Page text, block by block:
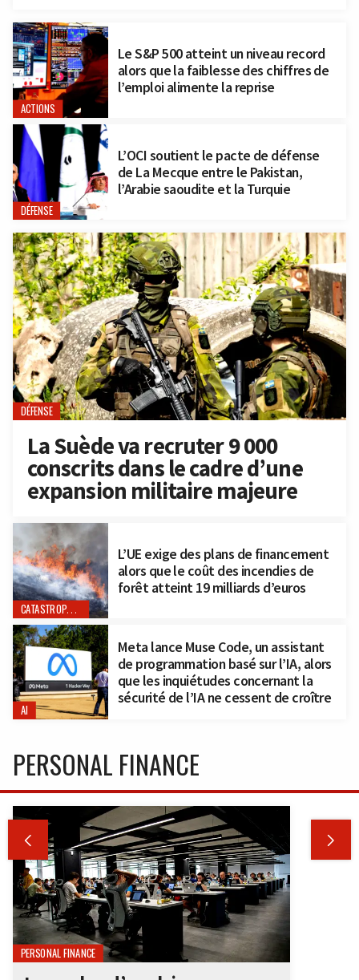
ACTIONS
Le S&P 500 atteint un niveau record
alors que la faiblesse des chiffres de
l’emploi alimente la reprise
DÉFENSE
L’OCI soutient le pacte de défense
de La Mecque entre le Pakistan,
l’Arabie saoudite et la Turquie
DÉFENSE
La Suède va recruter 9 000
conscrits dans le cadre d’une
expansion militaire majeure
CATASTROPHES NATURELLES
L’UE exige des plans de financement
alors que le coût des incendies de
forêt atteint 19 milliards d’euros
AI
Meta lance Muse Code, un assistant
de programmation basé sur l’IA, alors
que les inquiétudes concernant la
sécurité de l’IA ne cessent de croître
PERSONAL FINANCE
 
PERSONAL FINANCE